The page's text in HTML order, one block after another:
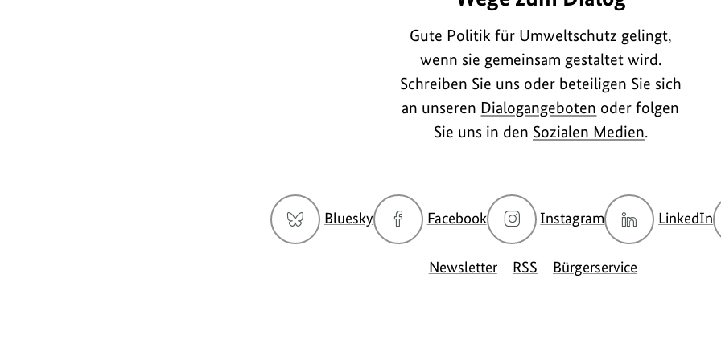
Gute Politik für Umweltschutz gelingt,
wenn sie gemeinsam gestaltet wird.
Schreiben Sie uns oder beteiligen Sie sich
an unseren Dialogangeboten oder folgen
Sie uns in den Sozialen Medien.
Bluesky
zur
Bluesky-
Seite
Facebook
zur
Facebook-
Seite
des
Instagram
zur
Instagram-
Seite
des
LinkedIn
Newsletter RSS Bürgerservice